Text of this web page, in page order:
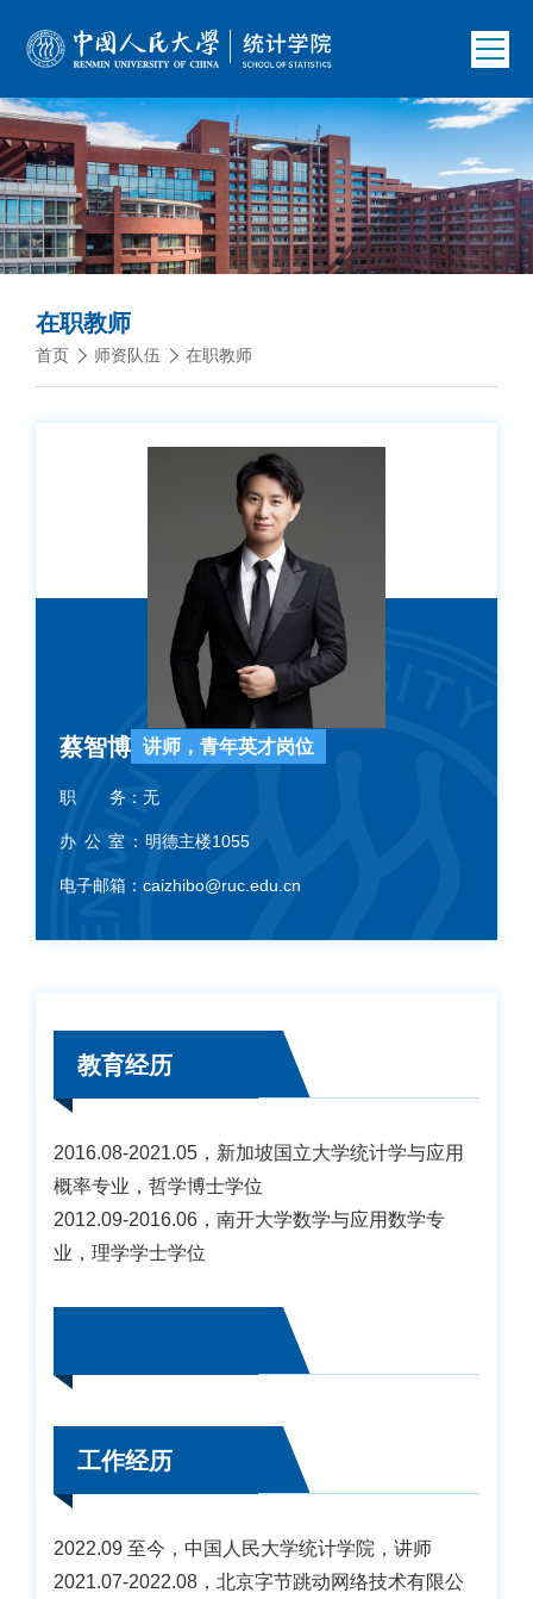
在职教师
首页 师资队伍 在职教师
蔡智博 讲师，青年英才岗位
职 务： 无
办 公 室： 明德主楼1055
电子邮箱： caizhibo@ruc.edu.cn
教育经历
2016.08-2021.05，新加坡国立大学统计学与应用
概率专业，哲学博士学位
2012.09-2016.06，南开大学数学与应用数学专
业，理学学士学位
工作经历
2022.09 至今，中国人民大学统计学院，讲师
2021.07-2022.08，北京字节跳动网络技术有限公